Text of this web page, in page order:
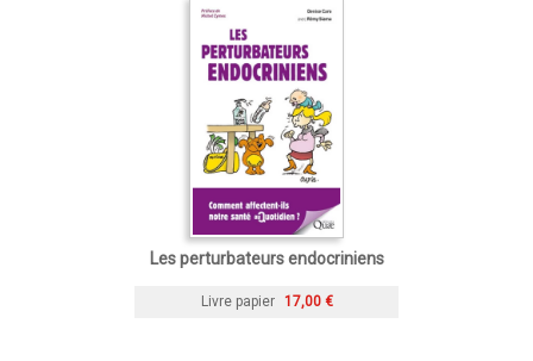
Les perturbateurs endocriniens
Livre papier 17,00 €